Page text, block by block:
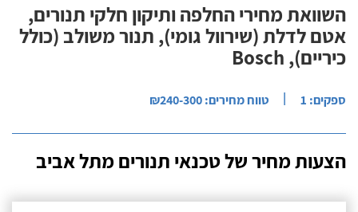
השוואת מחירי החלפה ותיקון חלקי תנורים,
אטם לדלת (שירוול גומי), תנור משולב (כולל
כיריים), Bosch
ספקים: 1 | טווח מחירים: ₪240-300
הצעות מחיר של טכנאי תנורים מתל אביב